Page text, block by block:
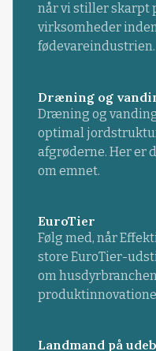
når vi stiller skarpt
virksomheder
fødevareindustrien.
Dræning og
Dræning og
optimal
afgrøderne. Her er
om emnet.
EuroTier
Følg med, når
store EuroTier-
om
Landmand på